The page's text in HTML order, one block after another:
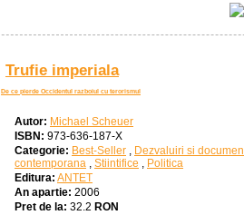
Trufie imperiala
De ce pierde Occidentul razboiul cu terorismul
Autor: Michael Scheuer
ISBN: 973-636-187-X
Categorie: Best-Seller , Dezvaluiri si
contemporana , Stiintifice , Politica
Editura: ANTET
An apartie: 2006
Pret de la: 32.2 RON